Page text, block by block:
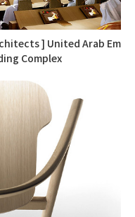
] United Arab Em
Complex